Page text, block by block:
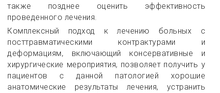
также позднее оценить эффективность
проведенного лечения.
Комплексный подход к лечению больных с
посттравматическими контрактурами и
деформациям, включающий консервативные и
хирургические мероприятия, позволяет получить у
пациентов с данной патологией хорошие
анатомические результаты лечения, устранить